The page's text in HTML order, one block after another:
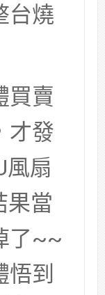
台燒
買賣
才發
風扇
果當
了~~
到